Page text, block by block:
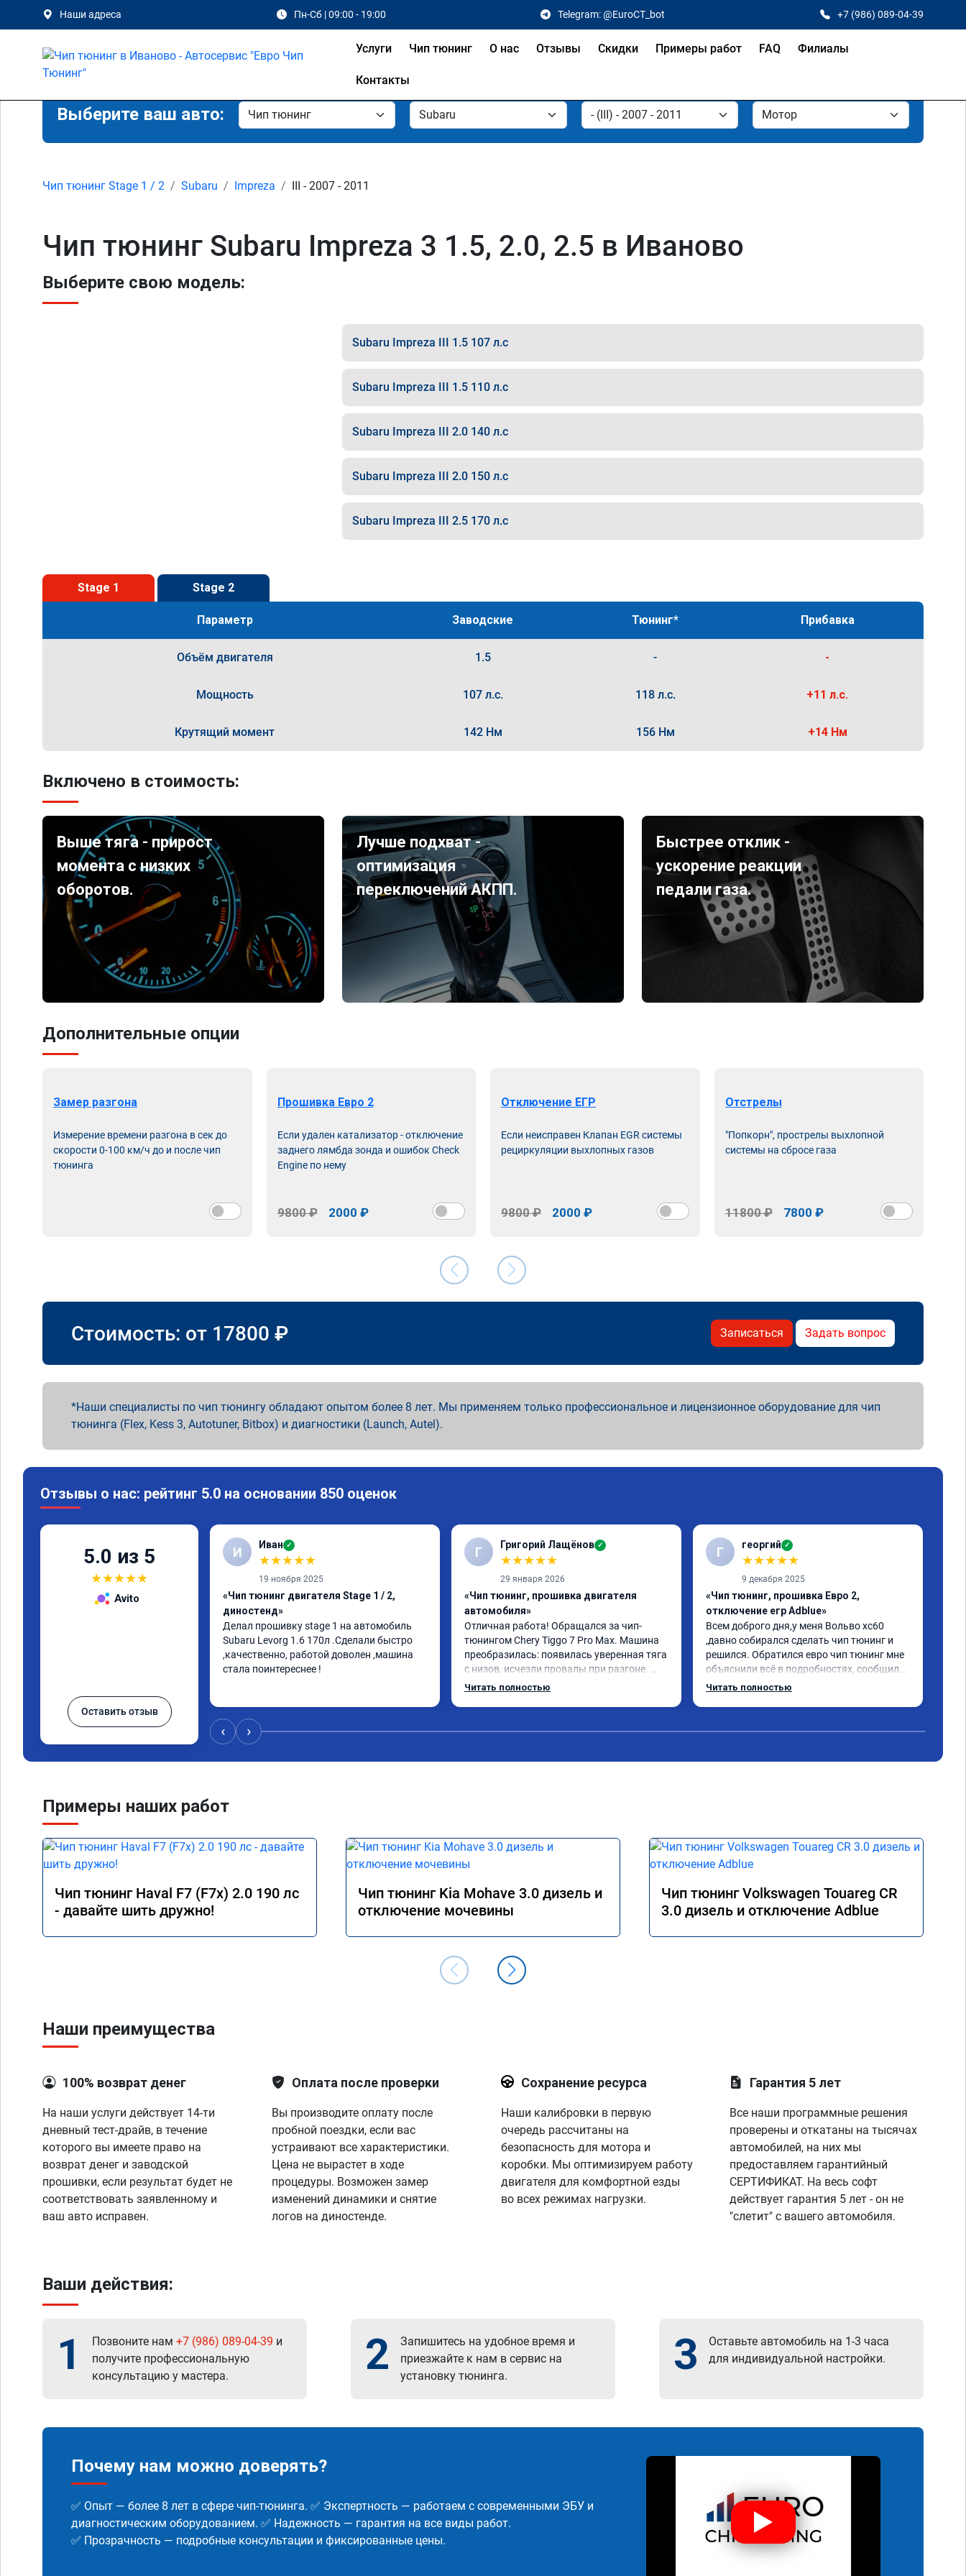
Наши адреса Пн-Сб | 09:00 - 19:00 Telegram: @EuroCT_bot +7 (986) 089-04-39
Услуги Чип тюнинг О нас Отзывы Скидки Примеры работ FAQ Филиалы
Контакты
Выберите ваш авто:
Чип тюнинг Stage 1 / 2 Subaru Impreza III - 2007 - 2011
Чип тюнинг Subaru Impreza 3 1.5, 2.0, 2.5 в Иваново
Выберите свою модель:
Subaru Impreza III 1.5 107 л.с
Subaru Impreza III 1.5 110 л.с
Subaru Impreza III 2.0 140 л.с
Subaru Impreza III 2.0 150 л.с
Subaru Impreza III 2.5 170 л.с
Stage 1 Stage 2
Параметр Заводские Тюнинг* Прибавка
Объём двигателя 1.5 - -
Мощность 107 л.с. 118 л.с. +11 л.с.
Крутящий момент 142 Нм 156 Нм +14 Нм
Включено в стоимость:
Выше тяга - прирост
момента с низких
оборотов.
Лучше подхват -
оптимизация
переключений АКПП.
Быстрее отклик -
ускорение реакции
педали газа.
Дополнительные опции
Замер разгона
Измерение времени разгона в сек до
скорости 0-100 км/ч до и после чип
тюнинга
Прошивка Евро 2
Если удален катализатор - отключение
заднего лямбда зонда и ошибок Check
Engine по нему
9800 ₽ 2000 ₽
Отключение ЕГР
Если неисправен Клапан EGR системы
рециркуляции выхлопных газов
9800 ₽ 2000 ₽
Отстрелы
"Попкорн", прострелы выхлопной
системы на сбросе газа
11800 ₽ 7800 ₽
Стоимость: от 17800 ₽ Записаться Задать вопрос
Наши специалисты по чип тюнингу обладают опытом более 8 лет. Мы применяем только профессиональное и лицензионное оборудование для чип
тюнинга (Flex, Kess 3, Autotuner, Bitbox) и диагностики (Launch, Autel).
Отзывы о нас: рейтинг 5.0 на основании 850 оценок
5.0 из 5
★★★★★
Avito
Оставить отзыв
И Иван ✓
★★★★★
19 ноября 2025
«Чип тюнинг двигателя Stage 1 / 2,
диностенд»
Делал прошивку stage 1 на автомобиль
Subaru Levorg 1.6 170л .Сделали быстро
,качественно, работой доволен ,машина
стала поинтереснее !
Г Григорий Лащёнов ✓
★★★★★
29 января 2026
«Чип тюнинг, прошивка двигателя
автомобиля»
Отличная работа! Обращался за чип-
тюнингом Chery Tiggo 7 Pro Max. Машина
преобразилась: появилась уверенная тяга
с низов, исчезли провалы при разгоне.
Расход в спокойном режиме даже немного
Читать полностью
Г георгий ✓
★★★★★
9 декабря 2025
«Чип тюнинг, прошивка Евро 2,
отключение егр Adblue»
Всем доброго дня,у меня Вольво xc60
,давно собирался сделать чип тюнинг и
решился. Обратился евро чип тюнинг мне
объяснили всё в подробностях, сообщили
сумму записали. Приехал в назначенное
Читать полностью
‹ ›
Примеры наших работ
Чип тюнинг Haval F7 (F7x) 2.0 190 лс
- давайте шить дружно!
Чип тюнинг Kia Mohave 3.0 дизель и
отключение мочевины
Чип тюнинг Volkswagen Touareg CR
3.0 дизель и отключение Adblue
Наши преимущества
100% возврат денег
На наши услуги действует 14-ти
дневный тест-драйв, в течение
которого вы имеете право на
возврат денег и заводской
прошивки, если результат будет не
соответствовать заявленному и
ваш авто исправен.
Оплата после проверки
Вы производите оплату после
пробной поездки, если вас
устраивают все характеристики.
Цена не вырастет в ходе
процедуры. Возможен замер
изменений динамики и снятие
логов на диностенде.
Сохранение ресурса
Наши калибровки в первую
очередь рассчитаны на
безопасность для мотора и
коробки. Мы оптимизируем работу
двигателя для комфортной езды
во всех режимах нагрузки.
Гарантия 5 лет
Все наши программные решения
проверены и откатаны на тысячах
автомобилей, на них мы
предоставляем гарантийный
СЕРТИФИКАТ. На весь софт
действует гарантия 5 лет - он не
"слетит" с вашего автомобиля.
Ваши действия:
1 Позвоните нам +7 (986) 089-04-39 и
получите профессиональную
консультацию у мастера.
2
Запишитесь на удобное время и
приезжайте к нам в сервис на
установку тюнинга.
3
Оставьте автомобиль на 1-3 часа
для индивидуальной настройки.
Почему нам можно доверять?
✅ Опыт — более 8 лет в сфере чип-тюнинга. ✅ Экспертность — работаем с современными ЭБУ и
диагностическим оборудованием. ✅ Надежность — гарантия на все виды работ.
✅ Прозрачность — подробные консультации и фиксированные цены.